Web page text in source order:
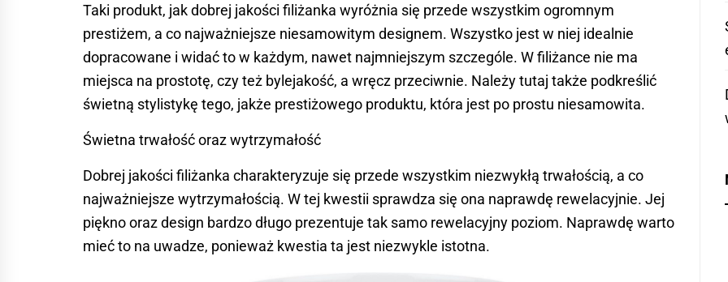
Taki produkt, jak dobrej jakości filiżanka wyróżnia się przede wszystkim ogromnym
prestiżem, a co najważniejsze niesamowitym designem. Wszystko jest w niej idealnie
dopracowane i widać to w każdym, nawet najmniejszym szczególe. W filiżance nie ma
miejsca na prostotę, czy też bylejakość, a wręcz przeciwnie. Należy tutaj także podkreślić
świetną stylistykę tego, jakże prestiżowego produktu, która jest po prostu niesamowita.
Świetna trwałość oraz wytrzymałość
Dobrej jakości filiżanka charakteryzuje się przede wszystkim niezwykłą trwałością, a co
najważniejsze wytrzymałością. W tej kwestii sprawdza się ona naprawdę rewelacyjnie. Jej
piękno oraz design bardzo długo prezentuje tak samo rewelacyjny poziom. Naprawdę warto
mieć to na uwadze, ponieważ kwestia ta jest niezwykle istotna.